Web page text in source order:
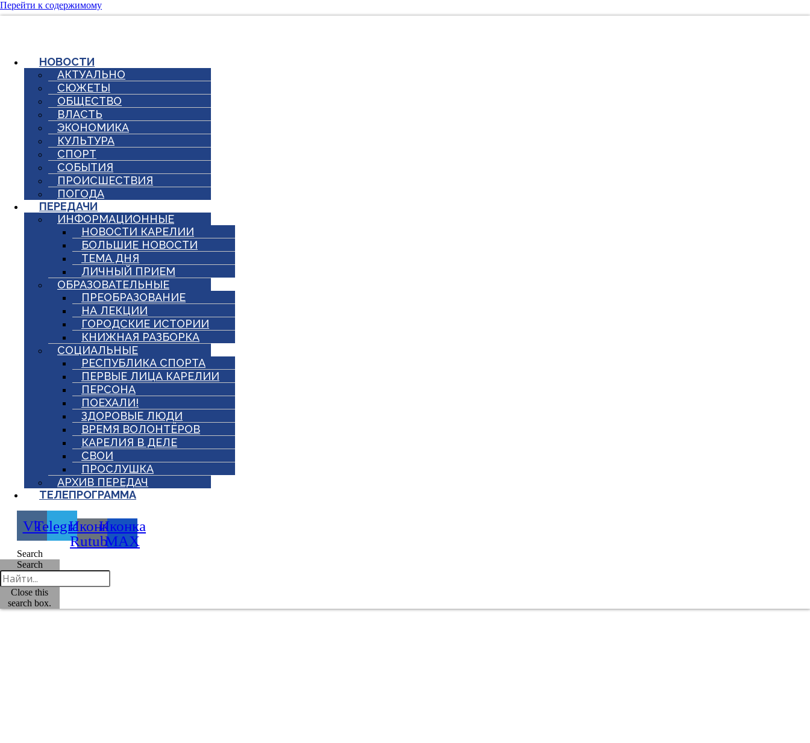
Перейти к содержимому
НОВОСТИ
АКТУАЛЬНО
СЮЖЕТЫ
ОБЩЕСТВО
ВЛАСТЬ
ЭКОНОМИКА
КУЛЬТУРА
СПОРТ
СОБЫТИЯ
ПРОИСШЕСТВИЯ
ПОГОДА
ПЕРЕДАЧИ
ИНФОРМАЦИОННЫЕ
НОВОСТИ КАРЕЛИИ
БОЛЬШИЕ НОВОСТИ
ТЕМА ДНЯ
ЛИЧНЫЙ ПРИЕМ
ОБРАЗОВАТЕЛЬНЫЕ
ПРЕОБРАЗОВАНИЕ
НА ЛЕКЦИИ
ГОРОДСКИЕ ИСТОРИИ
КНИЖНАЯ РАЗБОРКА
СОЦИАЛЬНЫЕ
РЕСПУБЛИКА СПОРТА
ПЕРВЫЕ ЛИЦА КАРЕЛИИ
ПЕРСОНА
ПОЕХАЛИ!
ЗДОРОВЫЕ ЛЮДИ
ВРЕМЯ ВОЛОНТЁРОВ
КАРЕЛИЯ В ДЕЛЕ
СВОИ
ПРОСЛУШКА
АРХИВ ПЕРЕДАЧ
ТЕЛЕПРОГРАММА
VkTelegramИконка
Rutube
Иконка
MAX
Search
Search
Close this
search box.